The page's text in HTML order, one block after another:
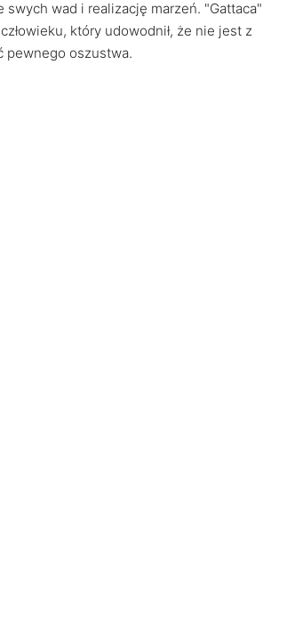
wad i realizację marzeń. "Gattaca"
który udowodnił, że nie jest z
pewnego oszustwa.